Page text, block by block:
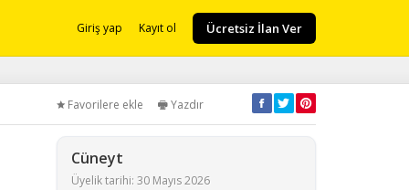
Giriş yap Kayıt ol Ücretsiz İlan Ver
Favorilere ekle Yazdır
Cüneyt
Üyelik tarihi: 30 Mayıs 2026